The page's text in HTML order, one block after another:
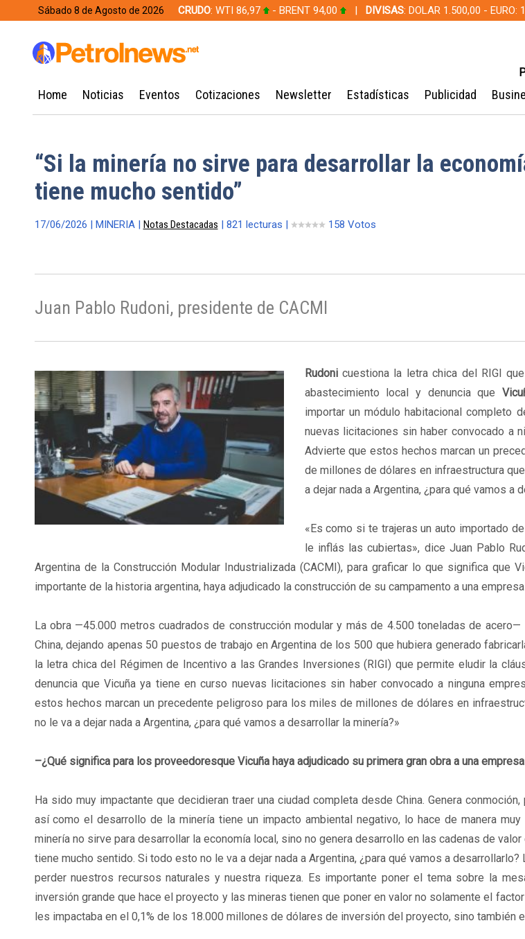
Sábado 8 de Agosto de 2026 CRUDO: WTI 86,97 - BRENT 94,00 | DIVISAS: DOLAR 1.500,00 -
Home Noticias Eventos Cotizaciones Newsletter Estadísticas Publicidad
“Si la minería no sirve para desarrollar la
tiene mucho sentido”
17/06/2026 | MINERIA | Notas Destacadas | 821 lecturas | 158 Votos
Juan Pablo Rudoni, presidente de CACMI
Rudoni cuestiona la letra chica del RIGI
abastecimiento local y denuncia que
importar un módulo habitacional completo
nuevas licitaciones sin haber convocado a
Advierte que estos hechos marcan un
de millones de dólares en infraestructura
a dejar nada a Argentina, ¿para qué vamos a
«Es como si te trajeras un auto importado de
le inflás las cubiertas», dice Juan Pablo
Argentina de la Construcción Modular Industrializada (CACMI), para graficar lo que significa que
importante de la historia argentina, haya adjudicado la construcción de su campamento a una empresa
La obra —45.000 metros cuadrados de construcción modular y más de 4.500 toneladas de acero—
China, dejando apenas 50 puestos de trabajo en Argentina de los 500 que hubiera generado
la letra chica del Régimen de Incentivo a las Grandes Inversiones (RIGI) que permite eludir la
denuncia que Vicuña ya tiene en curso nuevas licitaciones sin haber convocado a ninguna
estos hechos marcan un precedente peligroso para los miles de millones de dólares en
no le va a dejar nada a Argentina, ¿para qué vamos a desarrollar la minería?»
–¿Qué significa para los proveedoresque Vicuña haya adjudicado su primera gran obra a una empresa
Ha sido muy impactante que decidieran traer una ciudad completa desde China. Genera
así como el desarrollo de la minería tiene un impacto ambiental negativo, lo hace de manera
minería no sirve para desarrollar la economía local, sino no genera desarrollo en las cadenas de
tiene mucho sentido. Si todo esto no le va a dejar nada a Argentina, ¿para qué vamos a
perder nuestros recursos naturales y nuestra riqueza. Es importante poner el tema sobre la
inversión grande que hace el proyecto y las mineras tienen que poner en valor no solamente el
les impactaba en el 0,1% de los 18.000 millones de dólares de inversión del proyecto, sino también